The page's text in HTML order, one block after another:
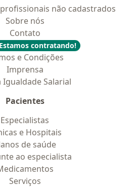
não cadastrados
Sobre nós
Contato
Estamos contratando!
e Condições
Imprensa
Igualdade Salarial
Pacientes
Especialistas
e Hospitais
de saúde
ao especialista
Serviços